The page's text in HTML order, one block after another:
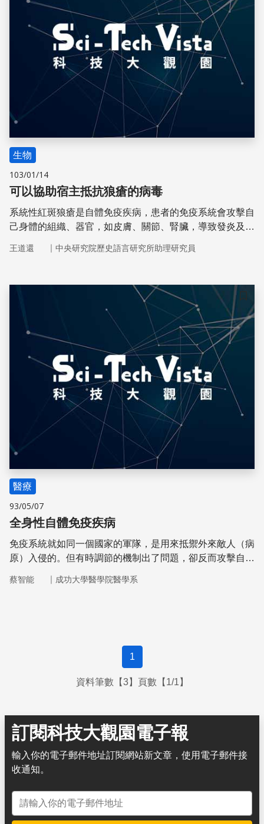
生物
103/01/14
可以協助宿主抵抗狼瘡的病毒
系統性紅斑狼瘡是自體免疫疾病，患者的免疫系統會攻擊自
己身體的組織、器官，如皮膚、關節、腎臟，導致發炎及各
王道還 ｜ 中央研究院歷史語言研究所助理研究員
儲存
醫療
93/05/07
全身性自體免疫疾病
免疫系統就如同一個國家的軍隊，是用來抵禦外來敵人（病
原）入侵的。但有時調節的機制出了問題，卻反而攻擊自身
蔡智能 ｜ 成功大學醫學院醫學系
1
資料筆數【3】頁數【1/1】
訂閱科技大觀園電子報
輸入你的電子郵件地址訂閱網站新文章，使用電子郵件接
收通知。
電子郵件地址